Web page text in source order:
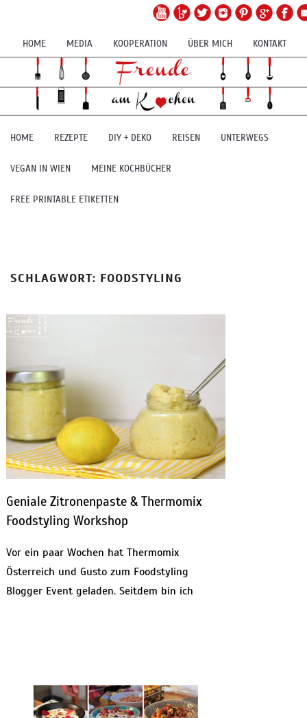
HOME MEDIA KOOPERATION ÜBER MICH KONTAKT
HOME REZEPTE DIY + DEKO REISEN UNTERWEGS
VEGAN IN WIEN MEINE KOCHBÜCHER
FREE PRINTABLE ETIKETTEN
SCHLAGWORT: FOODSTYLING
Geniale Zitronenpaste & Thermomix
Foodstyling Workshop
Vor ein paar Wochen hat Thermomix
Österreich und Gusto zum Foodstyling
Blogger Event geladen. Seitdem bin ich